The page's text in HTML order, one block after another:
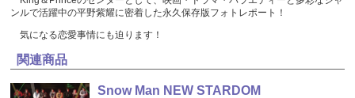
ンルで活躍中の平野紫耀に密着した永久保存版フォトレポート！
気になる恋愛事情にも迫ります！
関連商品
Snow Man NEW STARDOM